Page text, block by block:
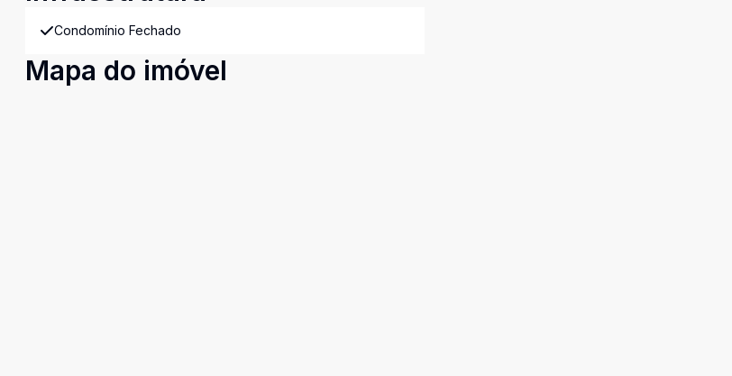
Condomínio Fechado
Mapa do imóvel